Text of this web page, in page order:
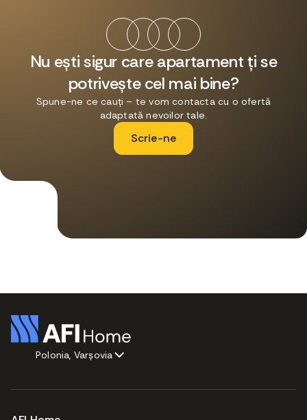
Nu ești sigur care apartament ți se
potrivește cel mai bine?
Spune-ne ce cauți – te vom contacta cu o ofertă
adaptată nevoilor tale.
Scrie-ne
Polonia, Varșovia